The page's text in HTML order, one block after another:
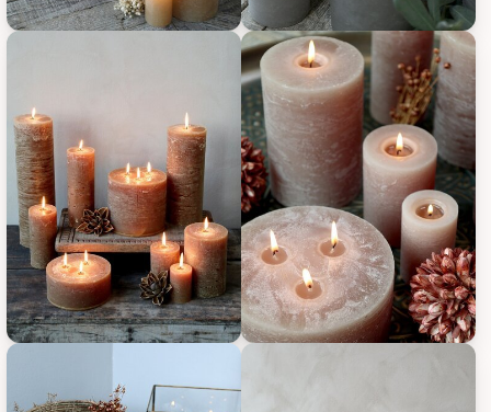
Chic Antique Macon rustikale Stumpenkerze, Bild 1
Chic Antique Macon rustikale
Chic Antique Macon rustikale Stumpenkerze, Bild 3
Chic Antique Macon rustikale